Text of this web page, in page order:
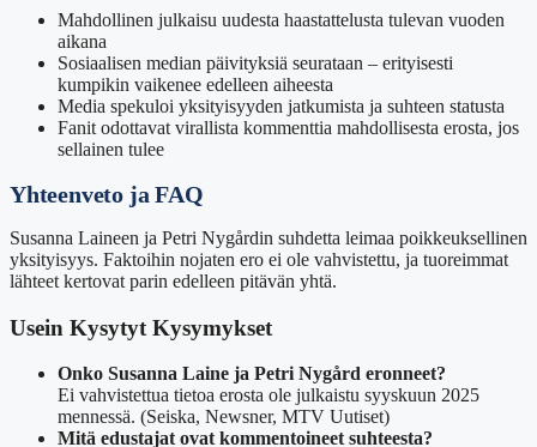
Mahdollinen julkaisu uudesta haastattelusta tulevan vuoden
aikana
Sosiaalisen median päivityksiä seurataan – erityisesti
kumpikin vaikenee edelleen aiheesta
Media spekuloi yksityisyyden jatkumista ja suhteen statusta
Fanit odottavat virallista kommenttia mahdollisesta erosta, jos
sellainen tulee
Yhteenveto ja FAQ
Susanna Laineen ja Petri Nygårdin suhdetta leimaa poikkeuksellinen
yksityisyys. Faktoihin nojaten ero ei ole vahvistettu, ja tuoreimmat
lähteet kertovat parin edelleen pitävän yhtä.
Usein Kysytyt Kysymykset
Onko Susanna Laine ja Petri Nygård eronneet?
Ei vahvistettua tietoa erosta ole julkaistu syyskuun 2025
mennessä. (Seiska, Newsner, MTV Uutiset)
Mitä edustajat ovat kommentoineet suhteesta?